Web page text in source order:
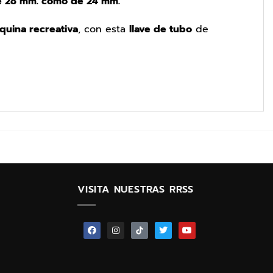
recreativa, con esta llave de tubo de
VISITA NUESTRAS RRSS